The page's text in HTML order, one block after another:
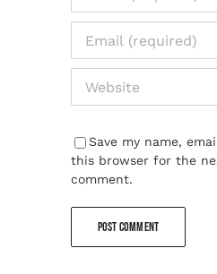
Save my name,
this browser for the
comment.